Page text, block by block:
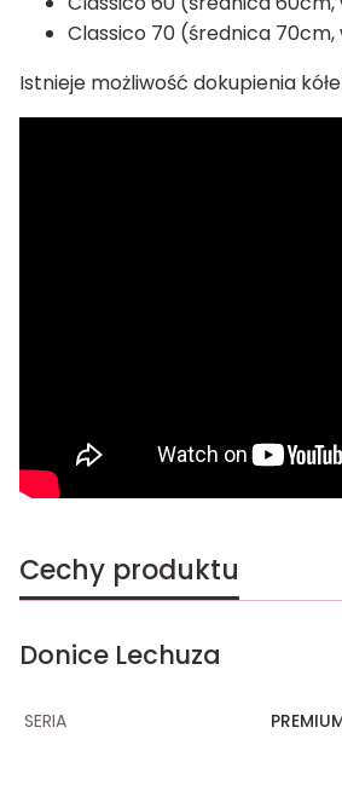
Classico 70 (średnica
Istnieje możliwość dokupienia
Cechy produktu
Donice Lechuza
SERIA